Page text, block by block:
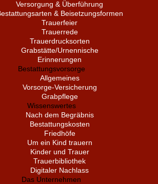
Versorgung & Überführung
& Beisetzungsformen
Trauerfeier
Trauerrede
Trauerdrucksorten
Grabstätte/Urnennische
Erinnerungen
Bestattungsvorsorge
Allgemeines
Vorsorge-Versicherung
Grabpflege
Wissenswertes
Nach dem Begräbnis
Bestattungskosten
Friedhöfe
Um ein Kind trauern
Kinder und Trauer
Trauerbibliothek
Digitaler Nachlass
Das Unternehmen